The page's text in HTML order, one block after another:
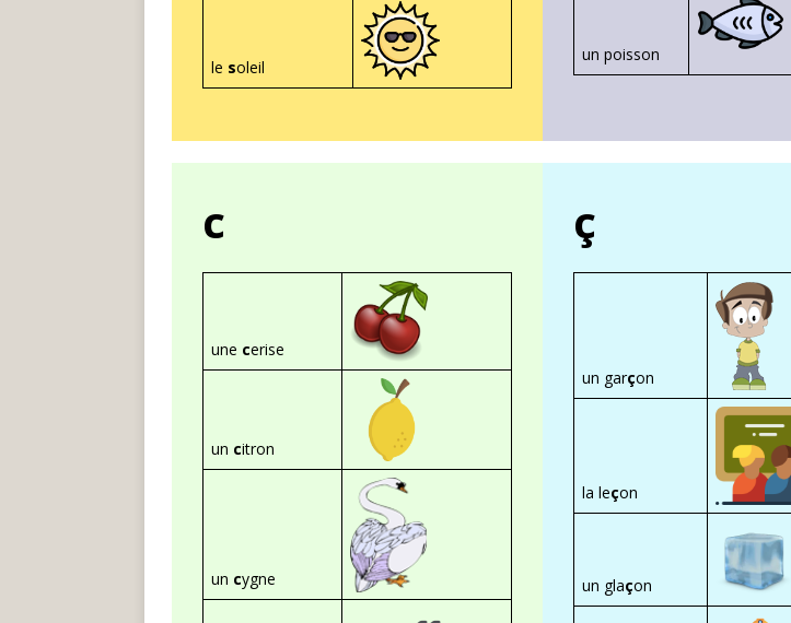
le soleil
un poisson
c
une cerise
un citron
un cygne
ç
un garçon
la leçon
un glaçon